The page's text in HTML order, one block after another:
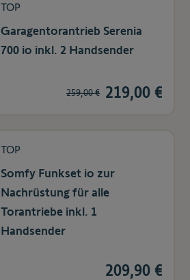
TOP
Garagentorantrieb Serenia
700 io inkl. 2 Handsender
219,00 €
259,00 €
TOP
Somfy Funkset io zur
Nachrüstung für alle
Torantriebe inkl. 1
Handsender
209,90 €